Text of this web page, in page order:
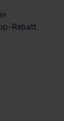
Rabatt